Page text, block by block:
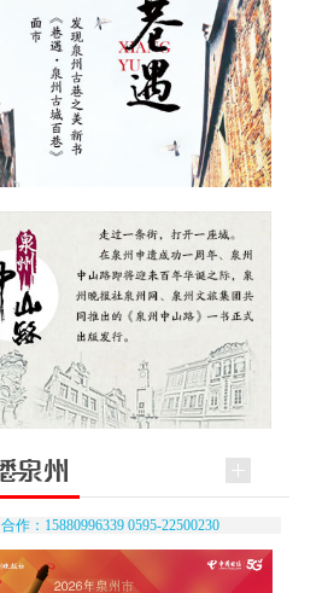
合作：15880996339 0595-22500230